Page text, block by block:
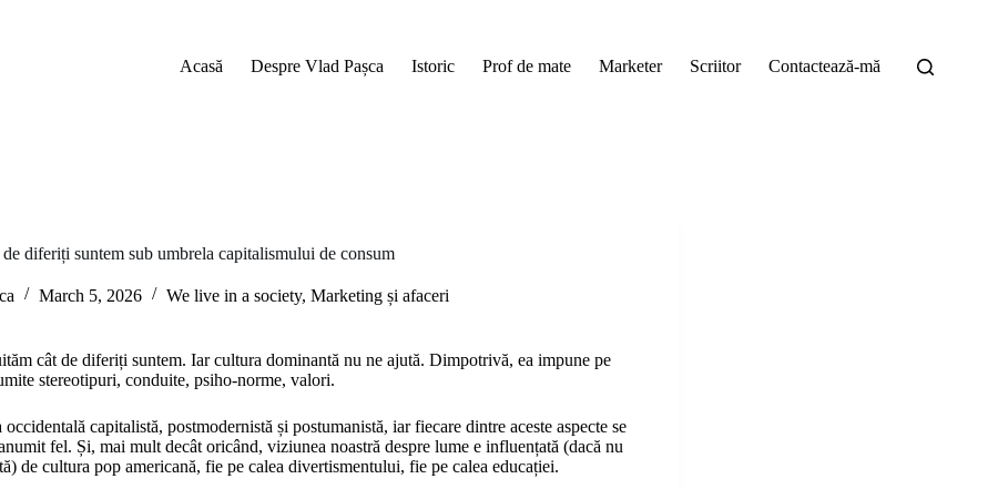
Acasă Despre Vlad Pașca Istoric Prof de mate Marketer Scriitor Contactează-mă
de diferiți suntem sub umbrela capitalismului de consum
March 5, 2026 We live in a society, Marketing și afaceri
cât de diferiți suntem. Iar cultura dominantă nu ne ajută. Dimpotrivă, ea impune pe
stereotipuri, conduite, psiho-norme, valori.
capitalistă, postmodernistă și postumanistă, iar fiecare dintre aceste aspecte se
fel. Și, mai mult decât oricând, viziunea noastră despre lume e influențată (dacă nu
de cultura pop americană, fie pe calea divertismentului, fie pe calea educației.